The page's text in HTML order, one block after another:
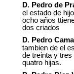
D. Pedro de
el estado de
ocho años
dos criados
D. Pedro
tambien de el
de treinta y
quatro hijas.